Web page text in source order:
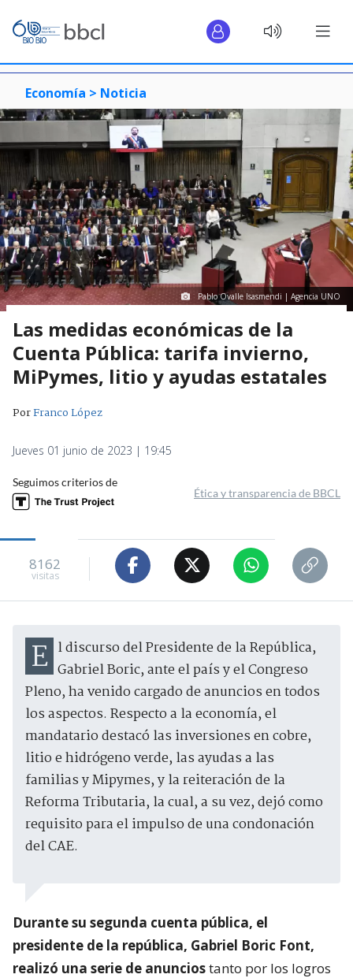
Economía > Noticia
Pablo Ovalle Isasmendi | Agencia UNO
Las medidas económicas de la
Cuenta Pública: tarifa invierno,
MiPymes, litio y ayudas estatales
PorFranco López
Jueves 01 junio de 2023 | 19:45
Seguimos criterios de
Ética y transparencia de BBCL
8162
visitas
El discurso del Presidente de la República, Gabriel Boric, ante el país y el Congreso
Pleno, ha venido cargado de anuncios en todos
los aspectos. Respecto a la economía, el
mandatario destacó las inversiones en cobre,
litio e hidrógeno verde, las ayudas a las
familias y Mipymes, y la reiteración de la
Reforma Tributaria, la cual, a su vez, dejó como
requisito para el impulso de una condonación
del CAE.
Durante su segunda cuenta pública, el
presidente de la república, Gabriel Boric Font,
realizó una serie de anunciostanto por los logros